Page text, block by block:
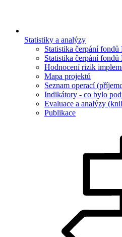
Statistiky a analýzy
Statistika čerpání
Statistika čerpání
Hodnocení rizik
Mapa projektů
Seznam operací
Indikátory - co bylo
Evaluace a analýzy
Publikace